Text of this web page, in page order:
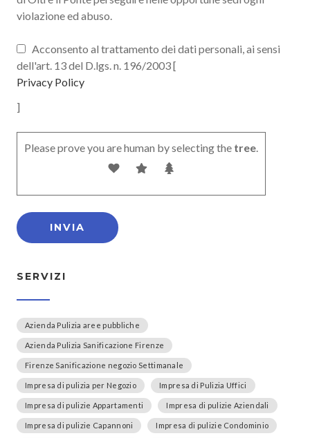
violazione ed abuso.
Acconsento al trattamento dei dati personali, ai sensi
dell'art. 13 del D.lgs. n. 196/2003 [
Privacy Policy
]
Please prove you are human by selecting the tree.
SERVIZI
Azienda Pulizia aree pubbliche
Azienda Pulizia Sanificazione Firenze
Firenze Sanificazione negozio Settimanale
Impresa di pulizia per Negozio Impresa di Pulizia Uffici
Impresa di pulizie Appartamenti Impresa di pulizie Aziendali
Impresa di pulizie Capannoni Impresa di pulizie Condominio